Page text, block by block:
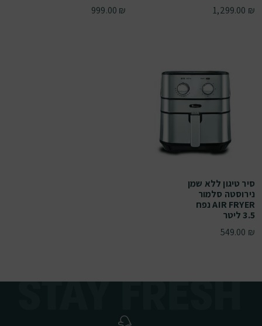
1,299.00 ₪
999.00 ₪
סיר טיגון ללא שמן
נירוסטה סלמור
AIR FRYER נפח
3.5 ליטר
549.00 ₪